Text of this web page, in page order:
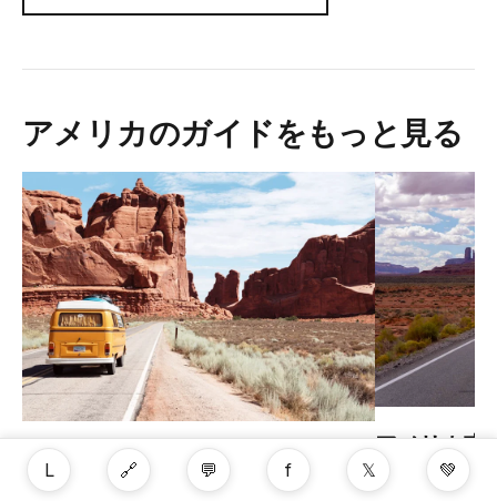
アメリカのガイドをもっと見る
グランドキャニオン・サウスリ
ム：夏の混雑を賢く避ける旅行ガ
アメリカ南
プ：モニ
L 🔗 💬 f 𝕏 💚